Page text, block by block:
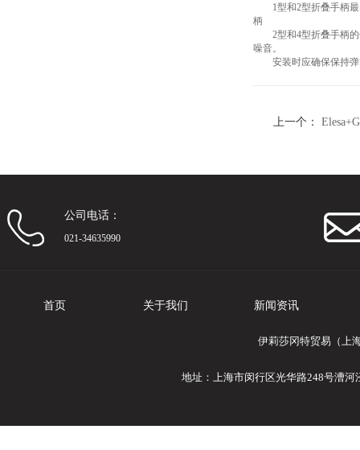
1型和2型折叠手柄最
柄
2型和4型折叠手柄的
噪音。
安装时应确保保持弹
上一个：
公司电话：
021-34635990
首页 关于我们 新闻资讯
伊莉莎冈特贸易（上
地址：上海市闵行区光华路248号漕